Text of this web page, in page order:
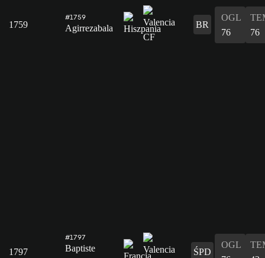
1759
#1759
Agirrezabala BR
OGL
76
76
1797
#1797
Baptiste
ŚPD
OGL